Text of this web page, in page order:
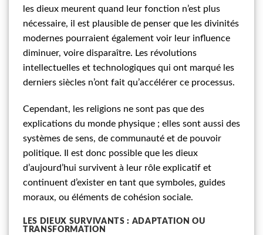
les dieux meurent quand leur fonction n’est plus
nécessaire, il est plausible de penser que les divinités
modernes pourraient également voir leur influence
diminuer, voire disparaître. Les révolutions
intellectuelles et technologiques qui ont marqué les
derniers siècles n’ont fait qu’accélérer ce processus.
Cependant, les religions ne sont pas que des
explications du monde physique ; elles sont aussi des
systèmes de sens, de communauté et de pouvoir
politique. Il est donc possible que les dieux
d’aujourd’hui survivent à leur rôle explicatif et
continuent d’exister en tant que symboles, guides
moraux, ou éléments de cohésion sociale.
LES DIEUX SURVIVANTS : ADAPTATION OU
TRANSFORMATION